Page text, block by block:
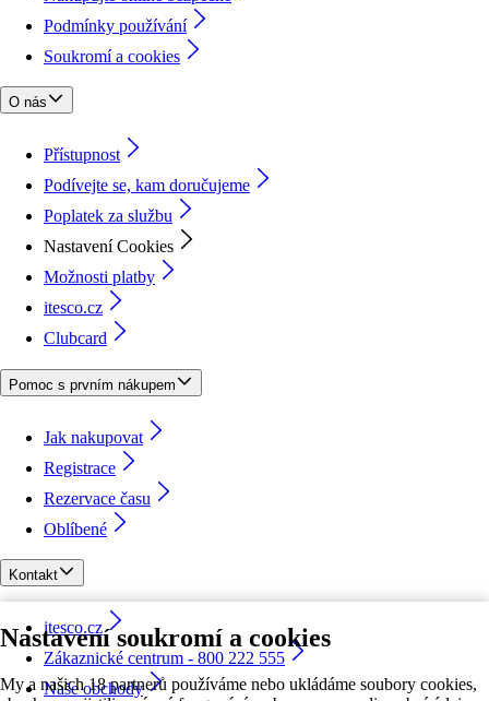
Nastavení soukromí a cookies
My a našich 18 partnerů používáme nebo ukládáme soubory cookies,
Podmínky používání
Soukromí a cookies
O nás
Přístupnost
Podívejte se, kam doručujeme
Poplatek za službu
Nastavení Cookies
Možnosti platby
itesco.cz
Clubcard
Pomoc s prvním nákupem
Jak nakupovat
Registrace
Rezervace času
Oblíbené
Kontakt
itesco.cz
Zákaznické centrum - 800 222 555
Naše obchody